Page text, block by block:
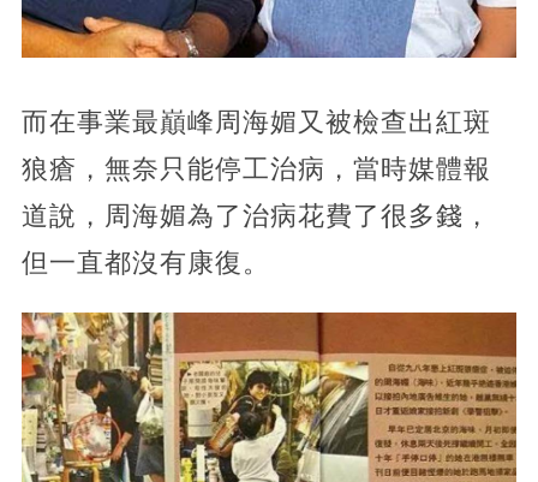
而在事業最巔峰周海媚又被檢查出紅斑
狼瘡，無奈只能停工治病，當時媒體報
道說，周海媚為了治病花費了很多錢，
但一直都沒有康復。